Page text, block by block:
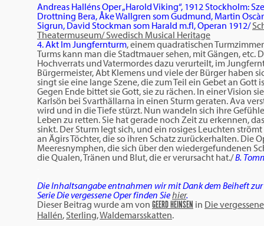
Andreas Halléns Oper „Harold Viking“, 1912 Stockholm:
Drottning Bera, Åke Wallgren som Gudmund, Martin
Sigrun, David Stockman som Harald m.fl, Operan 1912/
Theatermuseum/ Swedisch Musical Heritage
4. Akt Im Jungfernturm, einem quadratischen
Turms kann man die Stadtmauer sehen, mit Gängen,
Hochverrats und Vatermordes dazu verurteilt, im
Bürgermeister, Abt Klemens und viele der Bürger haben
singt sie eine lange Szene, die zum Teil ein Gebet an
Gegen Ende bittet sie Gott, sie zu rächen. In einer Vision
Karlsön bei Svarthällarna in einen Sturm geraten. Ava
wird und in die Tiefe stürzt. Nun wandeln sich ihre
Leben zu retten. Sie hat gerade noch Zeit zu erkennen,
sinkt. Der Sturm legt sich, und ein rosiges Leuchten
an Ägirs Töchter, die so ihren Schatz zurückerhalten. Die
Meeresnymphen, die sich über den wiedergefundenen
die Qualen, Tränen und Blut, die er verursacht hat./B.
Die Inhaltsangabe entnahmen wir mit Dank dem Beiheft
Serie Die vergessene Oper finden Siehier.
Dieser Beitrag wurde amvon GEERD HEINSEN in Die
Hallén, Sterling,Waldemarsskatten.